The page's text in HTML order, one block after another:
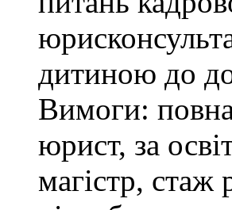
дитиною до
Вимоги:
юрист, за
магістр, стаж